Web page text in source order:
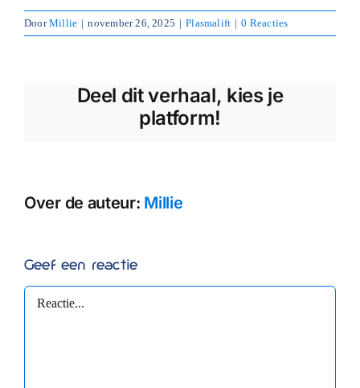
Afspraak maken
DoorMillie | november 26, 2025 | Plasmalift | 0 Reacties
Deel dit verhaal, kies je
platform!
Over de auteur: Millie
Geef een reactie
Reactie